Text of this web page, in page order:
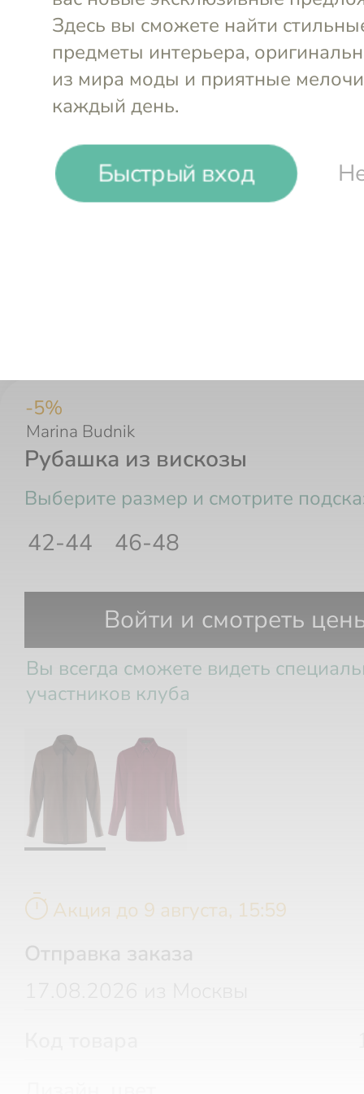
Быстрый вход
-5%
Рубашка из вискозы
Marina Budnik
Выберите размер и смотрите
42-44 46-48
Размер РФ Рост Грудь
Войти и смотреть
Вы всегда сможете видеть
участников клуба
timer Акция до 9 августа, 15:59
Отправка заказа